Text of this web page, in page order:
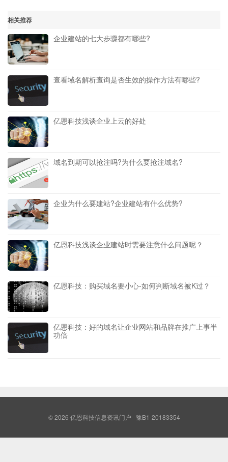
相关推荐
企业建站的七大步骤都有哪些?
查看域名解析查询是否生效的操作方法有哪些?
亿恩科技浅谈企业上云的好处
域名到期可以抢注吗?为什么要抢注域名?
企业为什么要建站?企业建站有什么优势?
亿恩科技浅谈企业建站时需要注意什么问题呢？
亿恩科技：购买域名要小心-如何判断域名被K过？
亿恩科技：好的域名让企业网站和品牌在推广上事半
功倍
© 2026 亿恩科技信息资讯门户 豫B1-20183354